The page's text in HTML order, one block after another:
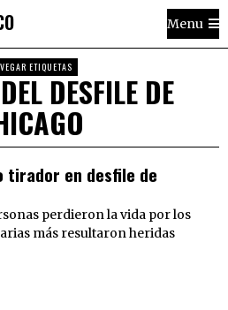
Menu
ETIQUETAS
DESFILE DE
tirador en desfile de
perdieron la vida por los
más resultaron heridas